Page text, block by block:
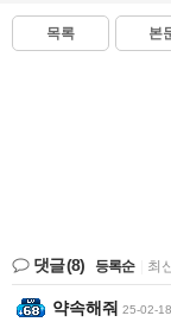
목록 본
댓글(8) 등록순 최
약속해줘 25-02-